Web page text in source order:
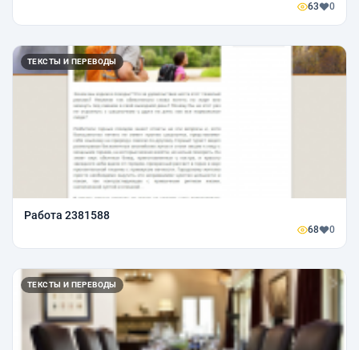
63 0
ТЕКСТЫ И ПЕРЕВОДЫ
Работа 2381588
68 0
ТЕКСТЫ И ПЕРЕВОДЫ